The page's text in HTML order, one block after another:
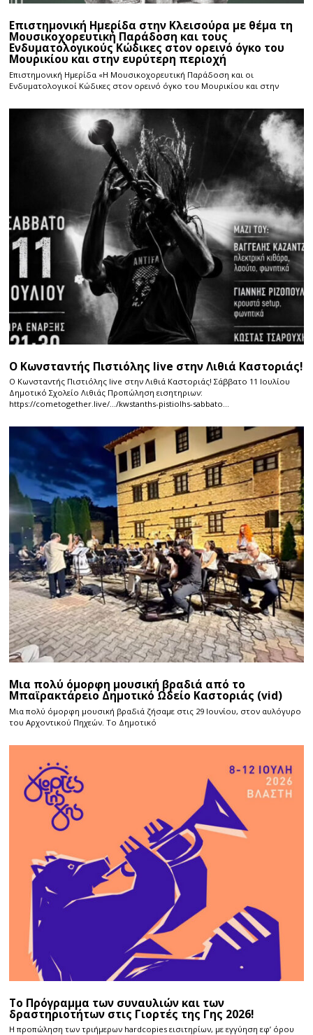
Επιστημονική Ημερίδα στην Κλεισούρα με θέμα τη
Μουσικοχορευτική Παράδοση και τους
Ενδυματολογικούς Κώδικες στον ορεινό όγκο του
Μουρικίου και στην ευρύτερη περιοχή
Επιστημονική Ημερίδα «Η Μουσικοχορευτική Παράδοση και οι
Ενδυματολογικοί Κώδικες στον ορεινό όγκο του Μουρικίου και στην
Ο Κωνσταντής Πιστιόλης live στην Λιθιά Καστοριάς!
Ο Κωνσταντής Πιστιόλης live στην Λιθιά Καστοριάς! Σάββατο 11 Ιουλίου
Δημοτικό Σχολείο Λιθιάς Προπώληση εισητηριων:
https://cometogether.live/…/kwstanths-pistiolhs-sabbato…
Μια πολύ όμορφη μουσική βραδιά από το
Μπαϊρακτάρειο Δημοτικό Ωδείο Καστοριάς (vid)
Μια πολύ όμορφη μουσική βραδιά ζήσαμε στις 29 Ιουνίου, στον αυλόγυρο
του Αρχοντικού Πηχεών. Το Δημοτικό
Το Πρόγραμμα των συναυλιών και των
δραστηριοτήτων στις Γιορτές της Γης 2026!
Η προπώληση των τριήμερων hardcopies εισιτηρίων, με εγγύηση εφ’ όρου